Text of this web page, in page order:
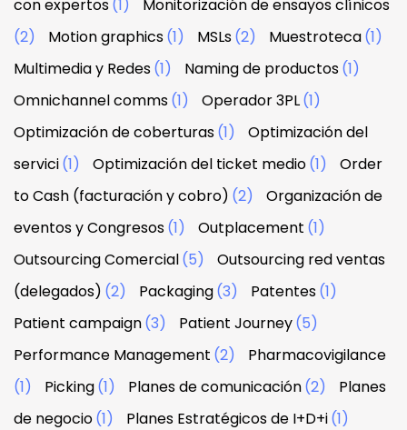
con expertos(1)
Monitorización de ensayos clínicos
(2)
Motion graphics(1) MSLs(2) Muestroteca(1)
Multimedia y Redes(1) Naming de productos(1)
Omnichannel comms(1) Operador 3PL(1)
Optimización de coberturas(1)
Optimización del
servici(1) Optimización del ticket medio(1)
Order
to Cash (facturación y cobro) (2)
Organización de
eventos y Congresos(1) Outplacement (1)
Outsourcing Comercial(5)
Outsourcing red ventas
(delegados) (2) Packaging(3) Patentes(1)
Patient campaign(3) Patient Journey(5)
Performance Management (2)
Pharmacovigilance
(1)
Picking(1) Planes de comunicación(2)
Planes
de negocio(1) Planes Estratégicos de I+D+i(1)